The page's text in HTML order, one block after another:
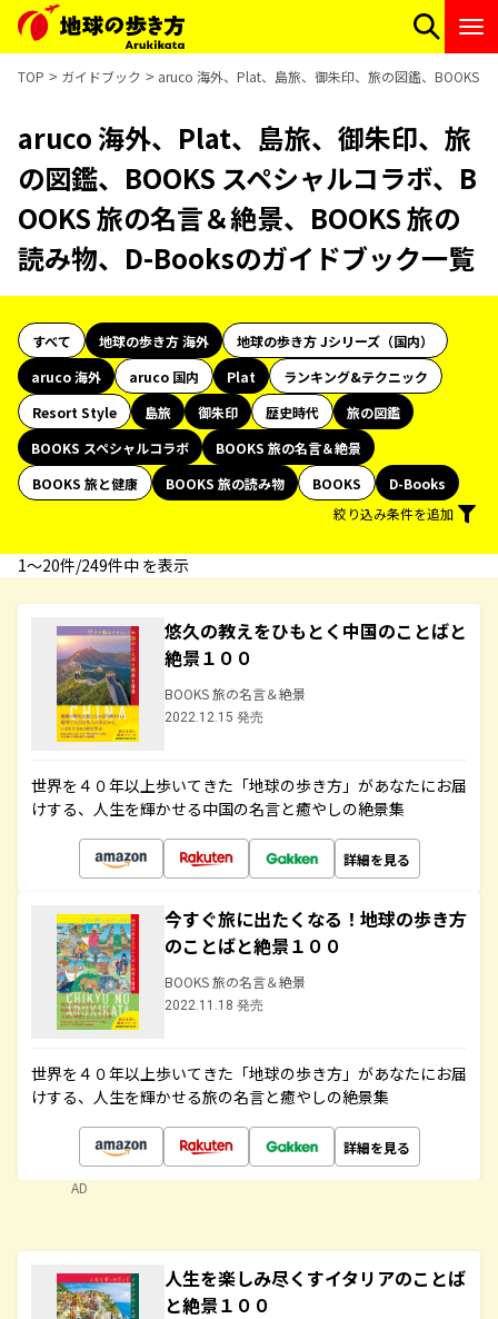
TOP ガイドブック aruco 海外、Plat、島旅、御朱印、旅の図鑑、BOOKS
aruco 海外、Plat、島旅、御朱印、旅
の図鑑、BOOKS スペシャルコラボ、B
OOKS 旅の名言＆絶景、BOOKS 旅の
読み物、D-Booksのガイドブック一覧
すべて 地球の歩き方 海外
地球の歩き方 Jシリーズ（国内）
aruco 海外
aruco 国内 Plat
ランキング&テクニック
Resort Style
島旅 御朱印 歴史時代
旅の図鑑
BOOKS スペシャルコラボ
BOOKS 旅の名言＆絶景
BOOKS 旅と健康
BOOKS 旅の読み物 BOOKS
D-Books
絞り込み条件を追加
1〜20件/249件中 を表示
悠久の教えをひもとく中国のことばと
絶景１００
BOOKS 旅の名言＆絶景
2022.12.15 発売
世界を４０年以上歩いてきた「地球の歩き方」があなたにお届
けする、人生を輝かせる中国の名言と癒やしの絶景集
詳細を見る
今すぐ旅に出たくなる！地球の歩き方
のことばと絶景１００
BOOKS 旅の名言＆絶景
2022.11.18 発売
世界を４０年以上歩いてきた「地球の歩き方」があなたにお届
けする、人生を輝かせる旅の名言と癒やしの絶景集
詳細を見る
AD
人生を楽しみ尽くすイタリアのことば
と絶景１００